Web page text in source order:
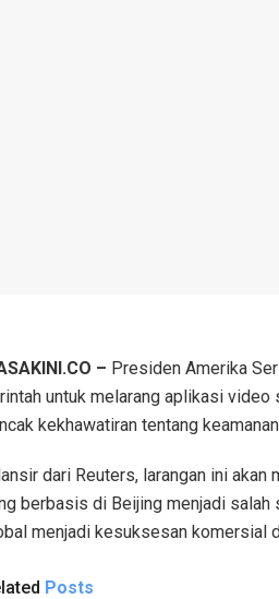
– Presiden Amerika
untuk melarang aplikasi video
kekhawatiran tentang
dari Reuters, larangan ini
berbasis di Beijing menjadi
menjadi kesuksesan komersial
Posts